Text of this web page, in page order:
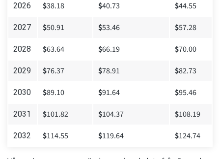
2026 $38.18 $40.73 $44.55
2027 $50.91 $53.46 $57.28
2028 $63.64 $66.19 $70.00
2029 $76.37 $78.91 $82.73
2030 $89.10 $91.64 $95.46
2031 $101.82 $104.37 $108.19
2032 $114.55 $119.64 $124.74